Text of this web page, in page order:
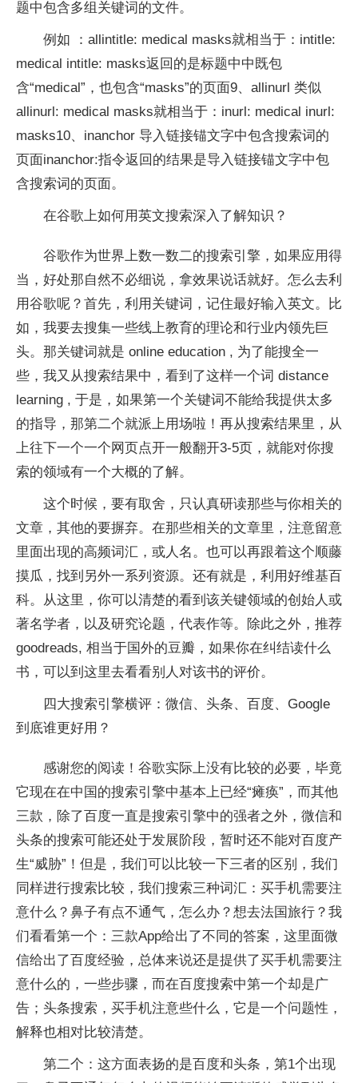
题中包含多组关键词的文件。
例如 ：allintitle: medical masks就相当于：intitle:
medical intitle: masks返回的是标题中中既包
含“medical”，也包含“masks”的页面9、allinurl 类似
allinurl: medical masks就相当于：inurl: medical inurl:
masks10、inanchor 导入链接锚文字中包含搜索词的
页面inanchor:指令返回的结果是导入链接锚文字中包
含搜索词的页面。
在谷歌上如何用英文搜索深入了解知识？
谷歌作为世界上数一数二的搜索引擎，如果应用得
当，好处那自然不必细说，拿效果说话就好。怎么去利
用谷歌呢？首先，利用关键词，记住最好输入英文。比
如，我要去搜集一些线上教育的理论和行业内领先巨
头。那关键词就是 online education , 为了能搜全一
些，我又从搜索结果中，看到了这样一个词 distance
learning , 于是，如果第一个关键词不能给我提供太多
的指导，那第二个就派上用场啦！再从搜索结果里，从
上往下一个一个网页点开一般翻开3-5页，就能对你搜
索的领域有一个大概的了解。
这个时候，要有取舍，只认真研读那些与你相关的
文章，其他的要摒弃。在那些相关的文章里，注意留意
里面出现的高频词汇，或人名。也可以再跟着这个顺藤
摸瓜，找到另外一系列资源。还有就是，利用好维基百
科。从这里，你可以清楚的看到该关键领域的创始人或
著名学者，以及研究论题，代表作等。除此之外，推荐
goodreads, 相当于国外的豆瓣，如果你在纠结读什么
书，可以到这里去看看别人对该书的评价。
四大搜索引擎横评：微信、头条、百度、Google
到底谁更好用？
感谢您的阅读！谷歌实际上没有比较的必要，毕竟
它现在在中国的搜索引擎中基本上已经“瘫痪”，而其他
三款，除了百度一直是搜索引擎中的强者之外，微信和
头条的搜索可能还处于发展阶段，暂时还不能对百度产
生“威胁”！但是，我们可以比较一下三者的区别，我们
同样进行搜索比较，我们搜索三种词汇：买手机需要注
意什么？鼻子有点不通气，怎么办？想去法国旅行？我
们看看第一个：三款App给出了不同的答案，这里面微
信给出了百度经验，总体来说还是提供了买手机需要注
意什么的，一些步骤，而在百度搜索中第一个却是广
告；头条搜索，买手机注意些什么，它是一个问题性，
解释也相对比较清楚。
第二个：这方面表扬的是百度和头条，第1个出现